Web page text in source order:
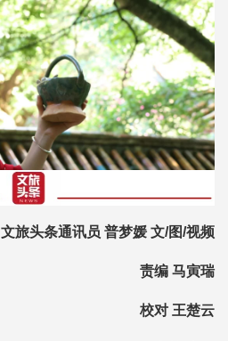
文旅头条通讯员 普梦媛 文/图/视频
责编 马寅瑞
校对 王楚云